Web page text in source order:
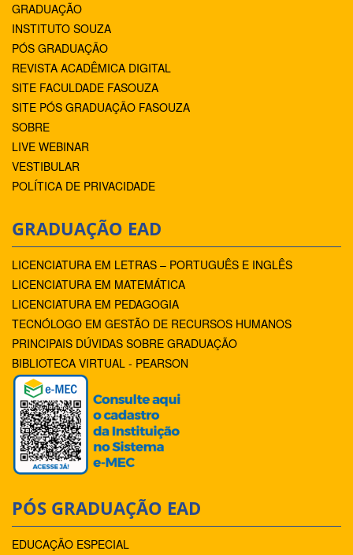
GRADUAÇÃO
INSTITUTO SOUZA
PÓS GRADUAÇÃO
REVISTA ACADÊMICA DIGITAL
SITE FACULDADE FASOUZA
SITE PÓS GRADUAÇÃO FASOUZA
SOBRE
LIVE WEBINAR
VESTIBULAR
POLÍTICA DE PRIVACIDADE
GRADUAÇÃO EAD
LICENCIATURA EM LETRAS – PORTUGUÊS E INGLÊS
LICENCIATURA EM MATEMÁTICA
LICENCIATURA EM PEDAGOGIA
TECNÓLOGO EM GESTÃO DE RECURSOS HUMANOS
PRINCIPAIS DÚVIDAS SOBRE GRADUAÇÃO
BIBLIOTECA VIRTUAL - PEARSON
PÓS GRADUAÇÃO EAD
EDUCAÇÃO ESPECIAL